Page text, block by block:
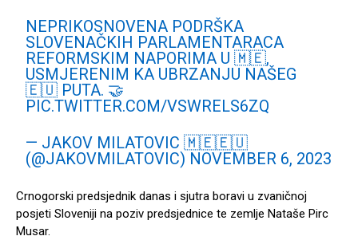
NEPRIKOSNOVENA PODRŠKA
SLOVENAČKIH PARLAMENTARACA
REFORMSKIM NAPORIMA U 🇲🇪,
USMJERENIM KA UBRZANJU NAŠEG
🇪🇺 PUTA. 🤝
PIC.TWITTER.COM/VSWRELS6ZQ
— JAKOV MILATOVIC 🇲🇪🇪🇺
(@JAKOVMILATOVIC) NOVEMBER 6, 2023
Crnogorski predsjednik danas i sjutra boravi u zvaničnoj
posjeti Sloveniji na poziv predsjednice te zemlje Nataše Pirc
Musar.